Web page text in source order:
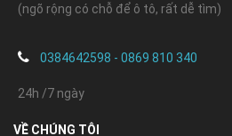
(ngõ rộng có chỗ để ô tô, rất dễ tìm)
0384642598 - 0869 810 340
24h /7 ngày
VỀ CHÚNG TÔI